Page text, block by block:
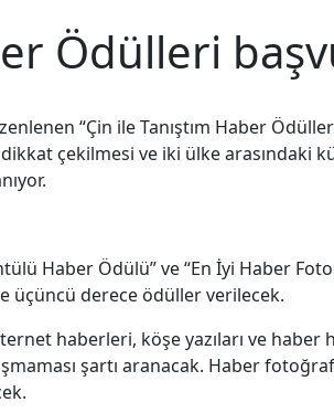
Ödülleri
“Çin ile Tanıştım Haber
çekilmesi ve iki ülke arasındaki
Haber Ödülü” ve “En İyi Haber
üçüncü derece ödüller verilecek.
haberleri, köşe yazıları ve
şartı aranacak. Haber